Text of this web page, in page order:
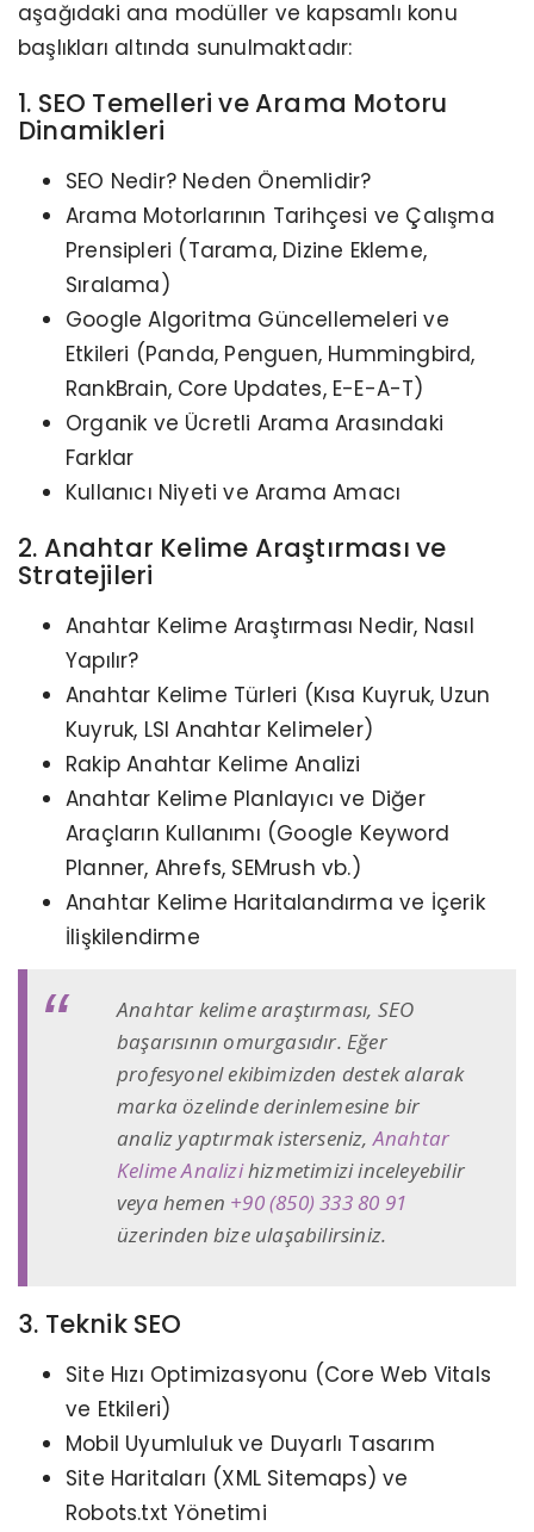
aşağıdaki ana modüller ve kapsamlı konu
başlıkları altında sunulmaktadır:
1. SEO Temelleri ve Arama Motoru
Dinamikleri
SEO Nedir? Neden Önemlidir?
Arama Motorlarının Tarihçesi ve Çalışma
Prensipleri (Tarama, Dizine Ekleme,
Sıralama)
Google Algoritma Güncellemeleri ve
Etkileri (Panda, Penguen, Hummingbird,
RankBrain, Core Updates, E-E-A-T)
Organik ve Ücretli Arama Arasındaki
Farklar
Kullanıcı Niyeti ve Arama Amacı
2. Anahtar Kelime Araştırması ve
Stratejileri
Anahtar Kelime Araştırması Nedir, Nasıl
Yapılır?
Anahtar Kelime Türleri (Kısa Kuyruk, Uzun
Kuyruk, LSI Anahtar Kelimeler)
Rakip Anahtar Kelime Analizi
Anahtar Kelime Planlayıcı ve Diğer
Araçların Kullanımı (Google Keyword
Planner, Ahrefs, SEMrush vb.)
Anahtar Kelime Haritalandırma ve İçerik
İlişkilendirme
Anahtar kelime araştırması, SEO
başarısının omurgasıdır. Eğer
profesyonel ekibimizden destek alarak
marka özelinde derinlemesine bir
analiz yaptırmak isterseniz,Anahtar
Kelime Analizihizmetimizi inceleyebilir
veya hemen +90 (850) 333 80 91
üzerinden bize ulaşabilirsiniz.
3. Teknik SEO
Site Hızı Optimizasyonu (Core Web Vitals
ve Etkileri)
Mobil Uyumluluk ve Duyarlı Tasarım
Site Haritaları (XML Sitemaps) ve
Robots.txt Yönetimi